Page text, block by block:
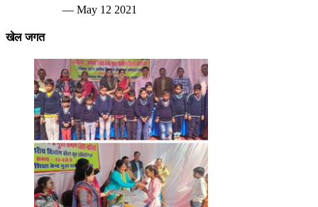
— May 12 2021
खेल जगत